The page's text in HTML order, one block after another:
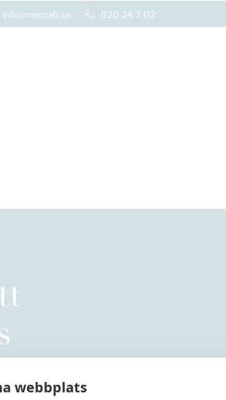
info@maccab.se 020 24 7 112
webbplats